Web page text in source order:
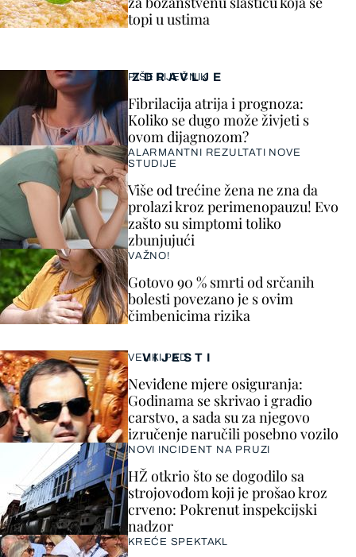
VIJESTI
VELIKI PAD
Neviđene mjere osiguranja:
Godinama se skrivao i gradio
carstvo, a sada su za njegovo
izručenje naručili posebno vozilo
NOVI INCIDENT NA PRUZI
HŽ otkrio što se dogodilo sa
strojovođom koji je prošao kroz
crveno: Pokrenut inspekcijski
nadzor
KREĆE SPEKTAKL
ZDRAVLJE
PIŠE LIJEČNIK
Fibrilacija atrija i prognoza:
Koliko se dugo može živjeti s
ovom dijagnozom?
ALARMANTNI REZULTATI NOVE
STUDIJE
Više od trećine žena ne zna da
prolazi kroz perimenopauzu! Evo
zašto su simptomi toliko
zbunjujući
VAŽNO!
Gotovo 90 % smrti od srčanih
bolesti povezano je s ovim
čimbenicima rizika
topi u ustima